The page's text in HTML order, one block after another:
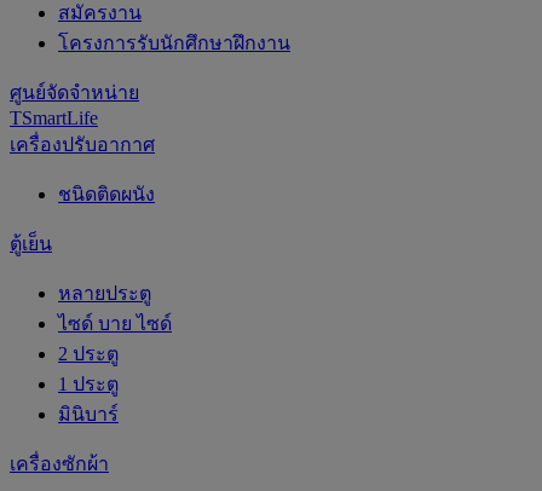
สมัครงาน
โครงการรับนักศึกษาฝึกงาน
ศูนย์จัดจำหน่าย
TSmartLife
เครื่องปรับอากาศ
ชนิดติดผนัง
ตู้เย็น
หลายประตู
ไซด์ บาย ไซด์
2 ประตู
1 ประตู
มินิบาร์
เครื่องซักผ้า